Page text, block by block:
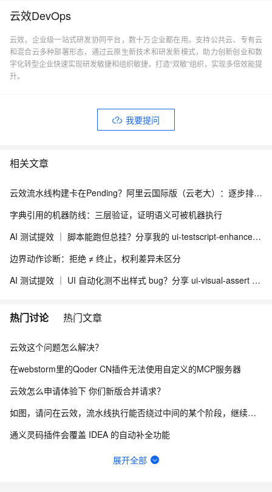
云效DevOps
云效，企业级一站式研发协同平台，数十万企业都在用。支持公共云、专有云
和混合云多种部署形态，通过云原生新技术和研发新模式，助力创新创业和数
字化转型企业快速实现研发敏捷和组织敏捷，打造“双敏”组织，实现多倍效能提
升。
我要提问
相关文章
云效流水线构建卡在Pending？阿里云国际版（云老大）：逐步排查构建集群、并发与缓存
字典引用的机器防线：三层验证，证明语义可被机器执行
AI 测试提效 ｜ 脚本能跑但总挂？分享我的 ui-testscript-enhancer + Skill UI 自动化健壮性增强方案
边界动作诊断：拒绝 ≠ 终止，权利差异未区分
AI 测试提效 ｜ UI 自动化测不出样式 bug？分享 ui-visual-assert + Skill 视觉断言与多浏览器适配方案
热门讨论 热门文章
云效这个问题怎么解决？
在webstorm里的Qoder CN插件无法使用自定义的MCP服务器
云效怎么申请体验下 你们新版合并请求？
如图，请问在云效，流水线执行能否绕过中间的某个阶段，继续向后执行？
通义灵码插件会覆盖 IDEA 的自动补全功能
QoderCN Jetbrains插件存在EDT反模式
展开全部